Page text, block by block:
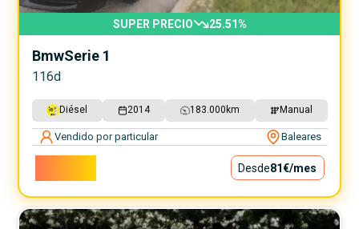
SUPER PRECIO 25.51%
BmwSerie 1
116d
Diésel 2014 183.000 km Manual
Vendido por particular Baleares
Desde81€/mes